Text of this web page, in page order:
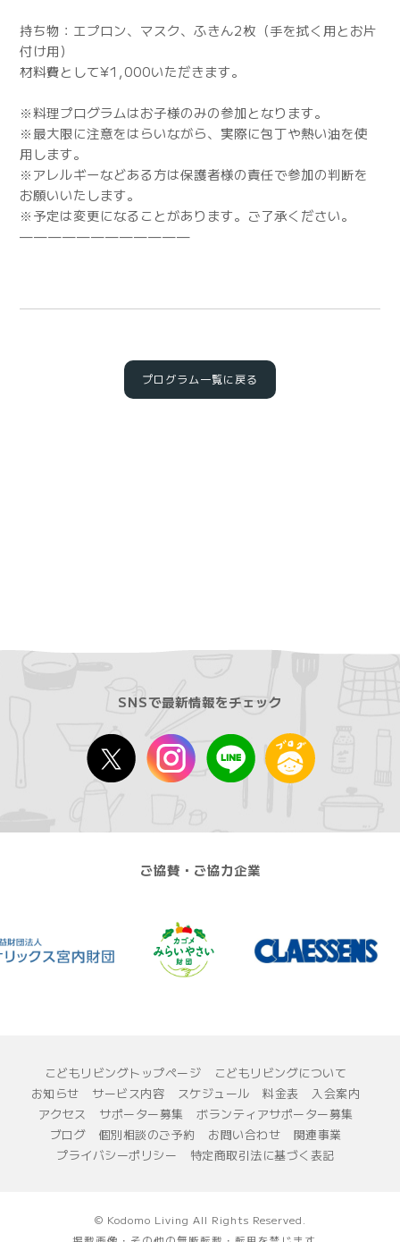
持ち物：エプロン、マスク、ふきん2枚（手を拭く用とお片
付け用）
材料費として¥1,000いただきます。
※料理プログラムはお子様のみの参加となります。
※最大限に注意をはらいながら、実際に包丁や熱い油を使
用します。
※アレルギーなどある方は保護者様の責任で参加の判断を
お願いいたします。
※予定は変更になることがあります。ご了承ください。
————————————
プログラム一覧に戻る
SNSで最新情報をチェック
ご協賛・ご協力企業
こどもリビングトップページ
こどもリビングについて
お知らせ
サービス内容 スケジュール 料金表
入会案内
アクセス
サポーター募集
ボランティアサポーター募集
ブログ
個別相談のご予約 お問い合わせ
関連事業
プライバシーポリシー
特定商取引法に基づく表記
© Kodomo Living All Rights Reserved.